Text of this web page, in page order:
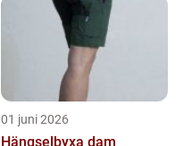
01 juni 2026
Hängselbyxa dam